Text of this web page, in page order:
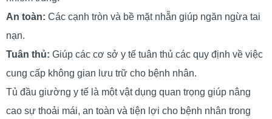
An toàn: Các cạnh tròn và bề mặt nhẵn giúp ngăn ngừa tai
nạn.
Tuân thủ: Giúp các cơ sở y tế tuân thủ các quy định về việc
cung cấp không gian lưu trữ cho bệnh nhân.
Tủ đầu giường y tế là một vật dụng quan trọng giúp nâng
cao sự thoải mái, an toàn và tiện lợi cho bệnh nhân trong